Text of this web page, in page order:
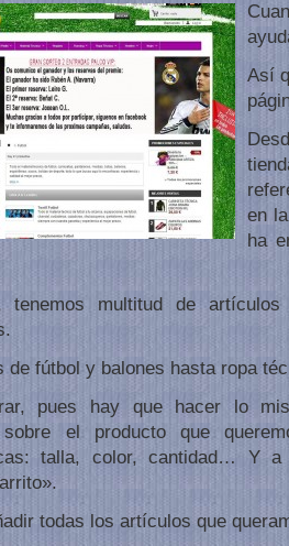
Así
en
ha
tenemos multitud de
de fútbol y balones hasta ropa
pues hay que hacer lo
sobre el producto que
talla, color, cantidad… Y a
todas los artículos que